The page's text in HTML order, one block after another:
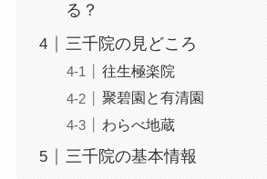
る？
三千院の見どころ
往生極楽院
聚碧園と有清園
わらべ地蔵
三千院の基本情報